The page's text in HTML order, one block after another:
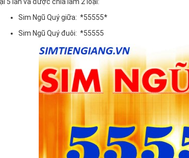
Sim Ngũ Quý giữa: *55555*
Sim Ngũ Quý đuôi: *55555